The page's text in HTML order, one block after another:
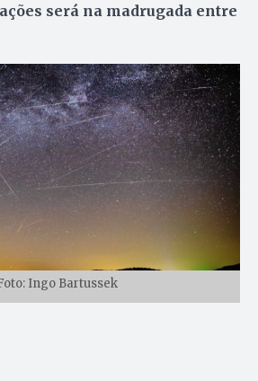
será na madrugada entre
Ingo Bartussek